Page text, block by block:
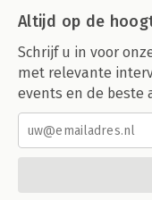
Altijd op de
Schrijf u in voor
met relevante
events en de beste